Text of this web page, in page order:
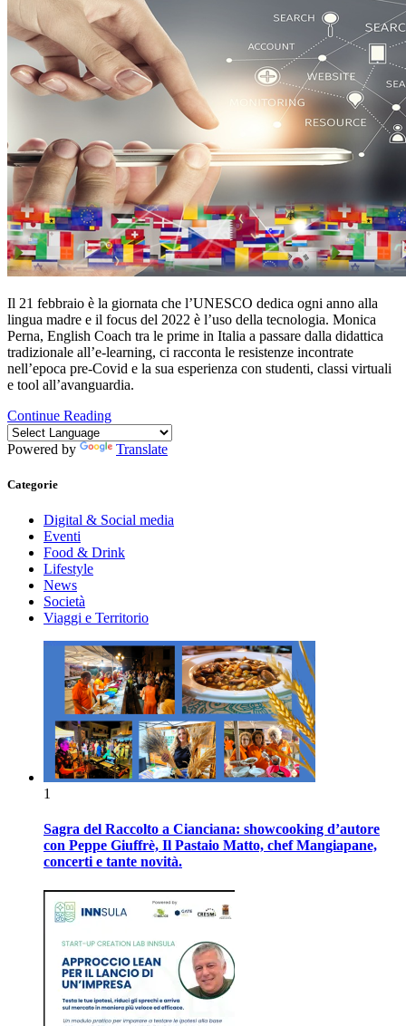
Il 21 febbraio è la giornata che l’UNESCO dedica ogni anno alla
lingua madre e il focus del 2022 è l’uso della tecnologia. Monica
Perna, English Coach tra le prime in Italia a passare dalla didattica
tradizionale all’e-learning, ci racconta le resistenze incontrate
nell’epoca pre-Covid e la sua esperienza con studenti, classi virtuali
e tool all’avanguardia.
Continue Reading
Powered by Translate
Categorie
Digital & Social media
Eventi
Food & Drink
Lifestyle
News
Società
Viaggi e Territorio
1
Sagra del Raccolto a Cianciana: showcooking d’autore
con Peppe Giuffrè, Il Pastaio Matto, chef Mangiapane,
concerti e tante novità.